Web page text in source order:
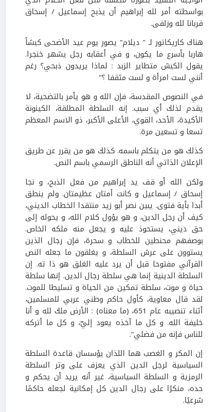
بواسطته أمر لله إبراهيم أن يذبح إسماعيل / إسحاق
قربانا لله وزلفى.
هناك كاريكاتور لـ " ديلام" يصور يوم عيد الأضحى كبشاً
هاربا بأسرع ما يكون، و في أعقابه رجل يشهر خنجرا.
يقول الكبش متطاير الزبد : لماذا يريدون ذبحي؟ رغم
أنني لست امرأة و لست مثقفا ؟"
في النصوص المقدسة، فإن الله و هو يأمر بالتضحية، لا
يقدم لذلك أي سبب. إنه السلطة المطلقة، الكينونة
الأكيدة، الأحد، القوي، الأعلى الأكبر، ذو الاسم المعظم
تسعا و تسعين مرة.
كذلك هو من يتكلم باسمه. كذلك هو من يقرر عن طريق
الإعلان الذاتي أنه الناطق الرسمي باسم النص.
ولكن الله أو قف يد إبراهيم من فعل الذبح، و نجا
إسحاق / إسماعيل و كانت أمتان عظيمتان. ولم ينطق
أبدا بأية فتوى. يبين نصر أبو زيد منتقدا الخطاب الديني،
كيف أن رجل الدين، و هو يؤول كلام الله، و يحوله إلى
حق ديني، يستحوذ عليه و يجعل منه ملكه الخاص.
بوصفهم محنطين للخطاب و سحرة، فإن رجال الذين
يستوون على عرش السلطة، و يغلقون ما جعله النص
القرآني مفتوحا قبل أن يرد عليه الغلق هو ذا ته. إن
السلطة الدينية إنما هي سلطة رجال الدين. إنها سلطة
حياة و موت، سلطة تمكين من الحياة و تسليطا للموت.
لقد قال معاوية، كأول حاكم وطني عربي للمسلمين،
أثناء تنصيبه عام 651، (ما معناه) : الأرض ملك لله و أنا
خليفة الله. و كل ما آخذه يعود إليّ، و كل ما أتركه
للناس فإنه من فضلي".
إن المكر و الغصب هما اللذان يؤسسان قاعدة السلطة
السياسية لرجل الدين الذي يعزف على وتر السلطة
الرمزية و السلطة السياسية، غير أنه يريد أن يحكم و
حده، منكرًا على رجال الدين كل إمكانية لجعله حاكمًا
شرعيًا.